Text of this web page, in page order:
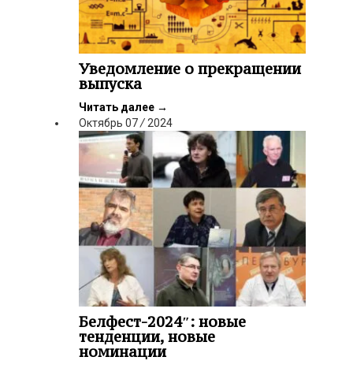
Уведомление о прекращении
выпуска
Читать далее →
Октябрь 07/2024
Белфест-2024″: новые
тенденции, новые
номинации